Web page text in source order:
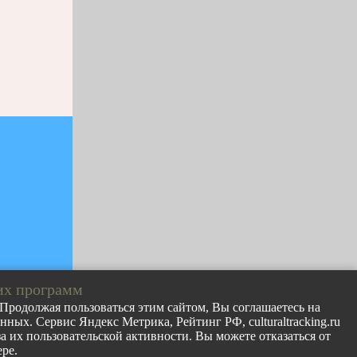
программ
пользоваться этим сайтом, Вы соглашаетесь на
Сервис Яндекс Метрика, Рейтинг РФ, culturaltracking.ru
пользовательской активности. Вы можете отказаться от
с сайта